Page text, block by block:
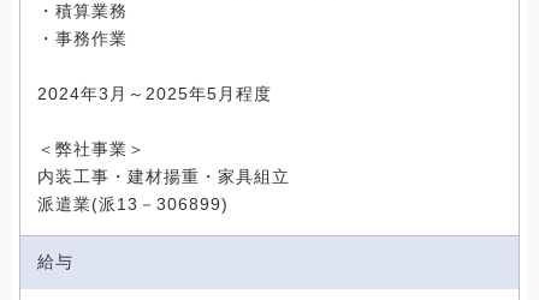
・積算業務
・事務作業
2024年3月～2025年5月程度
＜弊社事業＞
内装工事・建材揚重・家具組立
派遣業(派13－306899)
給与